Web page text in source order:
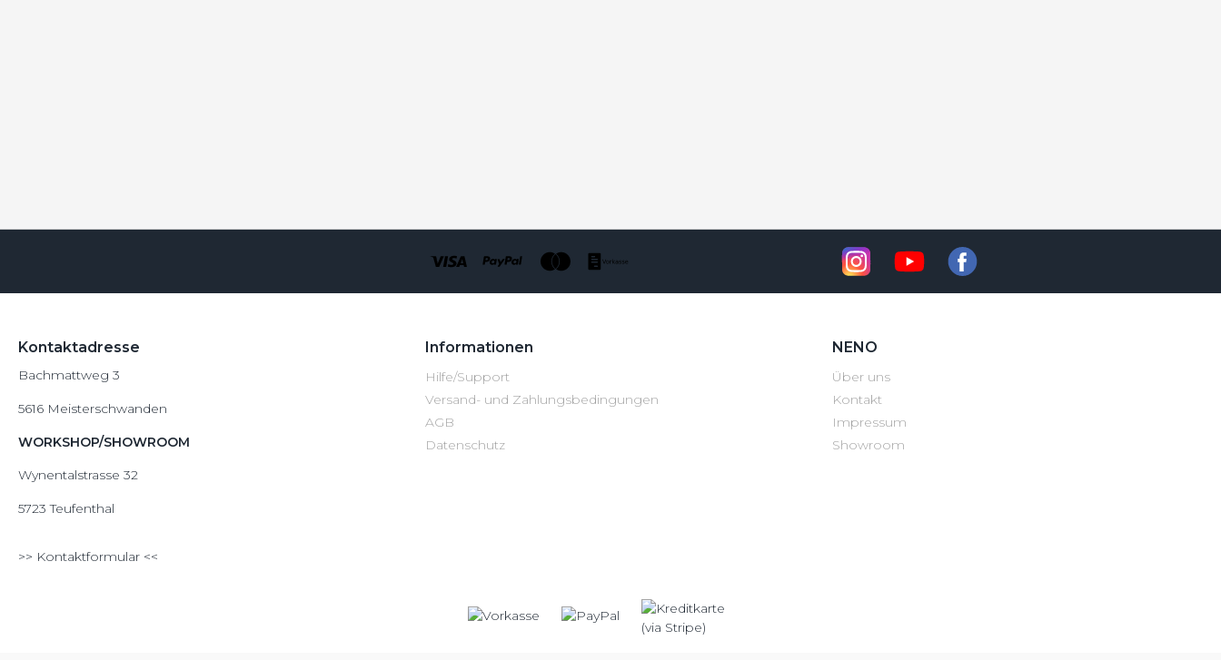
Kontaktadresse
Bachmattweg 3
5616 Meisterschwanden
WORKSHOP/SHOWROOM
Wynentalstrasse 32
5723 Teufenthal
>> Kontaktformular <<
Informationen
Hilfe/Support
Versand- und Zahlungsbedingungen
AGB
Datenschutz
NENO
Über uns
Kontakt
Impressum
Showroom